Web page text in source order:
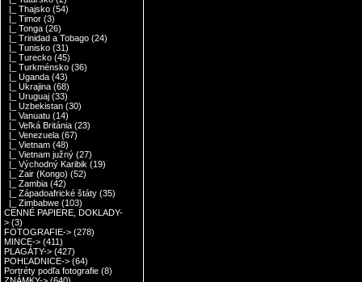
|_ Thajsko (54)
|_ Timor (3)
|_ Tonga (26)
|_ Trinidad a Tobago (24)
|_ Tunisko (31)
|_ Turecko (45)
|_ Turkménsko (36)
|_ Uganda (43)
|_ Ukrajina (68)
|_ Uruguaj (33)
|_ Uzbekistan (30)
|_ Vanuatu (14)
|_ Veľká Británia (23)
|_ Venezuela (67)
|_ Vietnam (48)
|_ Vietnam južný (27)
|_ Východný Karibik (19)
|_ Zair (Kongo) (52)
|_ Zambia (42)
|_ Západoafrické štáty (35)
|_ Zimbabwe (103)
CENNÉ PAPIERE, DOKLADY-
> (3)
FOTOGRAFIE-> (278)
MINCE-> (411)
PLAGÁTY-> (427)
POHĽADNICE-> (64)
Portréty podľa fotografie (8)